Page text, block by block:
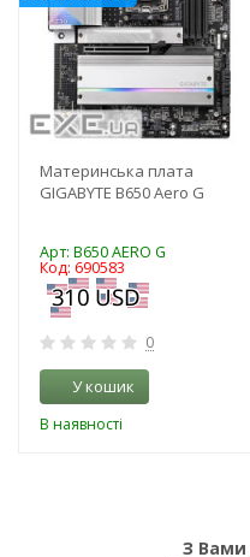
Материнська плата
GIGABYTE B650 Aero G
Арт: B650 AERO G
Код: 690583
0
У кошик
В наявності
З Вами